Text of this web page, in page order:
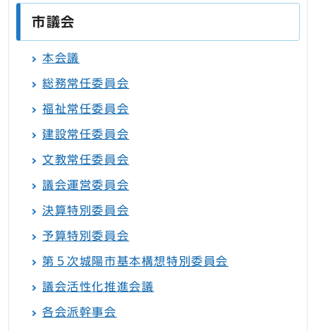
市議会
本会議
総務常任委員会
福祉常任委員会
建設常任委員会
文教常任委員会
議会運営委員会
決算特別委員会
予算特別委員会
第５次城陽市基本構想特別委員会
議会活性化推進会議
各会派幹事会